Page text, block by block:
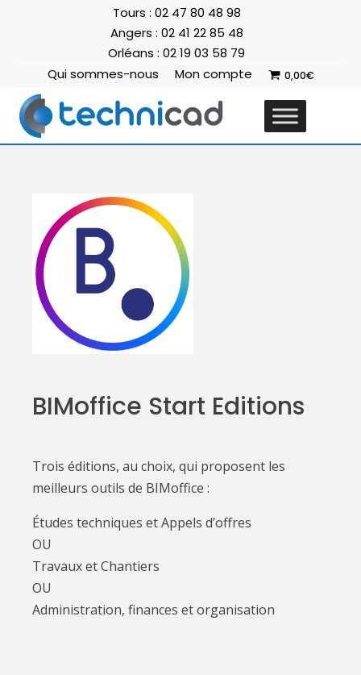
Tours : 02 47 80 48 98
Angers : 02 41 22 85 48
Orléans : 02 19 03 58 79
Qui sommes-nous
Mon compte 0,00€
BIMoffice Start Editions
Trois éditions, au choix, qui proposent les
meilleurs outils de BIMoffice :
Études techniques et Appels d’offres
OU
Travaux et Chantiers
OU
Administration, finances et organisation